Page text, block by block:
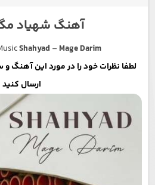
آهنگ شهیاد
Shahyad – Mage Darim
لطفا نظرات خود را در مورد این آهنگ و
ارسال کنید